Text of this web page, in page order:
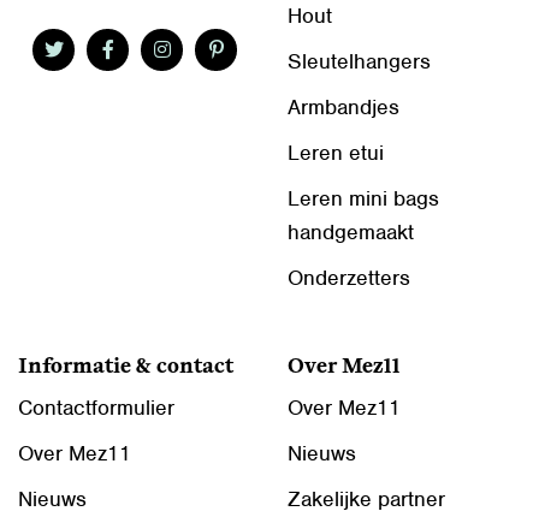
Hout
Sleutelhangers
Armbandjes
Leren etui
Leren mini bags
handgemaakt
Onderzetters
Informatie & contact
Contactformulier
Over Mez11
Nieuws
Over Mez11
Over Mez11
Nieuws
Zakelijke partner